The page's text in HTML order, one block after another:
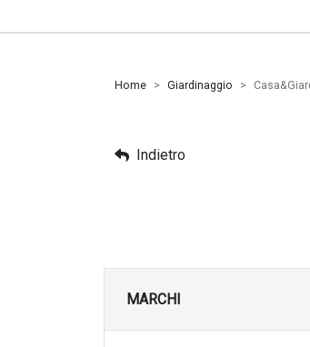
Home Giardinaggio
Indietro
MARCHI